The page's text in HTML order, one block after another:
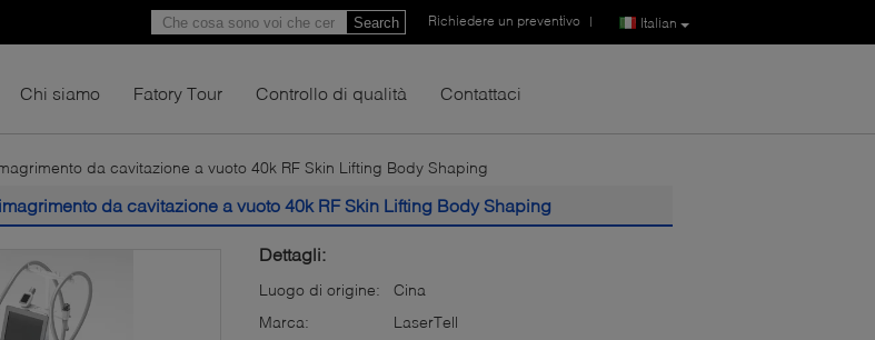
Italian
Richiedere un preventivo |
Search
Chi siamo Fatory Tour Controllo di qualità Contattaci
da cavitazione a vuoto 40k RF Skin Lifting Body Shaping
da cavitazione a vuoto 40k RF Skin Lifting Body Shaping
Dettagli:
Luogo di origine:
Cina
Marca:
LaserTell